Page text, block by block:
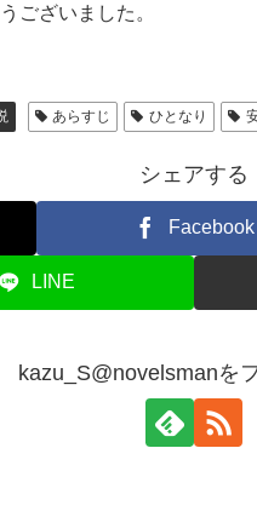
ございました。
あらすじ ひとなり
シェアする
Facebook
LINE
kazu_S@novelsmanを